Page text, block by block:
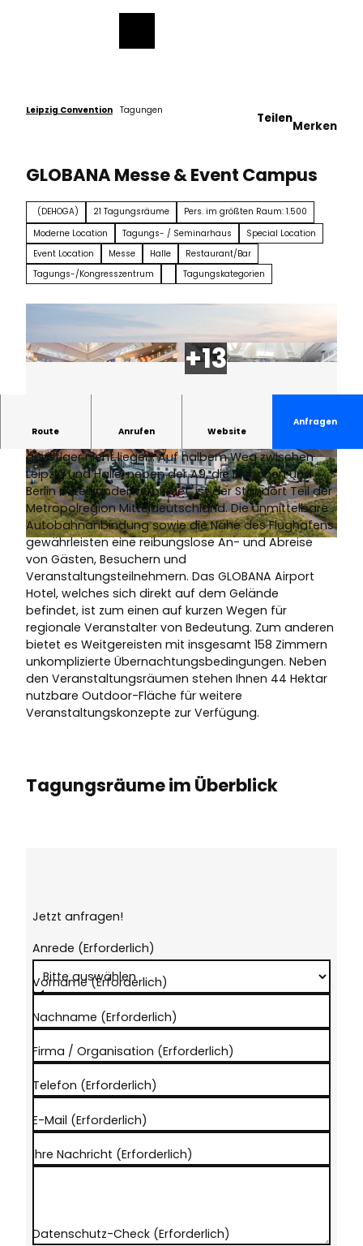
Leipzig Convention Tagungen
Teilen
Merken
GLOBANA Messe & Event Campus
(DEHOGA) 21 Tagungsräume
Pers. im größten Raum: 1.500
Moderne Location
Tagungs- / Seminarhaus
Special Location
Event Location
Messe Halle
Restaurant/Bar
Tagungs-/Kongresszentrum
Tagungskategorien
© GAKE/GTC | KI-optimiert |CC0
© www.pkfotografie.com, Philipp Kirschner |
KI-optimiert |CC-BY
© GAKE/GTC | KI-optimiert |CC0
Route Anrufen Website
Anfragen
Der GLOBANA Messe & Event Campus könnte
günstiger nicht liegen. Auf halbem Weg zwischen
Leipzig und Halle, neben der A9, die München und
Berlin miteinander verbindet, ist der Standort Teil der
Metropolregion Mitteldeutschland. Die unmittelbare
Autobahnanbindung sowie die Nähe des Flughafens
gewährleisten eine reibungslose An- und Abreise
von Gästen, Besuchern und
Veranstaltungsteilnehmern. Das GLOBANA Airport
Hotel, welches sich direkt auf dem Gelände
befindet, ist zum einen auf kurzen Wegen für
regionale Veranstalter von Bedeutung. Zum anderen
bietet es Weitgereisten mit insgesamt 158 Zimmern
unkomplizierte Übernachtungsbedingungen. Neben
den Veranstaltungsräumen stehen Ihnen 44 Hektar
nutzbare Outdoor-Fläche für weitere
Veranstaltungskonzepte zur Verfügung.
Tagungsräume im Überblick
Jetzt anfragen!
Anrede (Erforderlich)
Vorname(Erforderlich)
Nachname (Erforderlich)
Firma / Organisation (Erforderlich)
Telefon (Erforderlich)
E-Mail (Erforderlich)
Ihre Nachricht (Erforderlich)
Datenschutz-Check (Erforderlich)